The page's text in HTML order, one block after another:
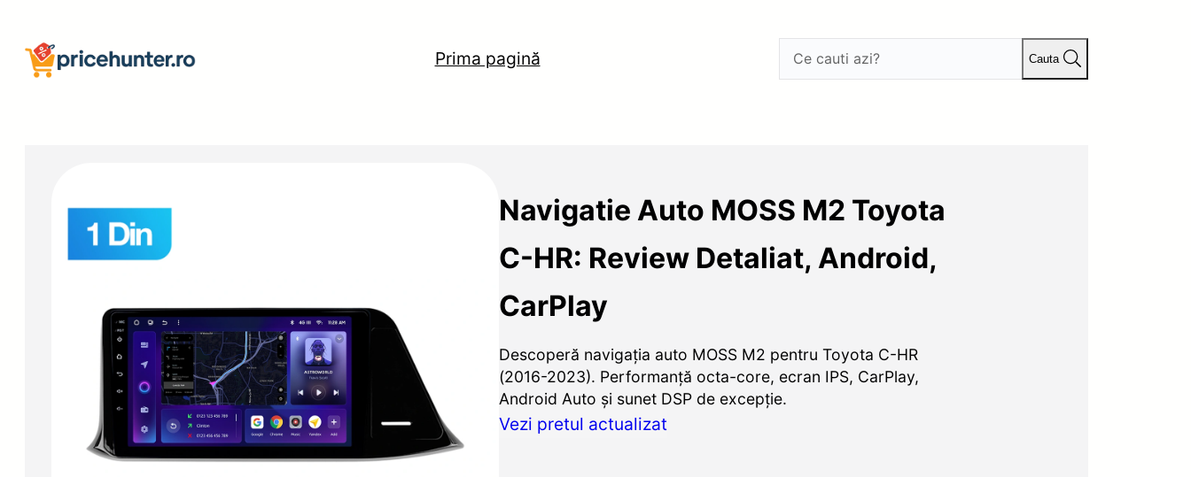
conținut
Prima pagină Cauta
Navigatie Auto MOSS M2 Toyota
C-HR: Review Detaliat, Android,
CarPlay
Descoperă navigația auto MOSS M2 pentru Toyota C-HR
(2016-2023). Performanță octa-core, ecran IPS, CarPlay,
Android Auto și sunet DSP de excepție.
Vezi pretul actualizat